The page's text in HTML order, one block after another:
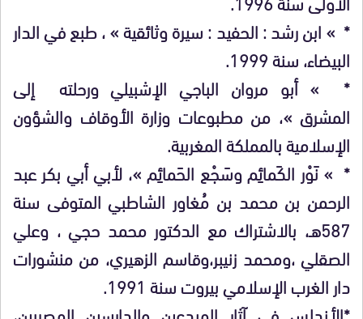
* » ابن رشد : الحفيد : سيرة وثائقية » ، طبع في الدار
البيضاء، سنة 1999.
* » أبو مروان الباجي الإشبيلي ورحلته إلى
المشرق »، من مطبوعات وزارة الأوقاف والشؤون
الإسلامية بالمملكة المغربية.
* » نَوْر الكَمائِم وسَجْع الحَمائِم »، لأبي أبي بكر عبد
الرحمن بن محمد بن مُغاور الشاطبي المتوفى سنة
587هـ، بالاشتراك مع الدكتور محمد حجي ، وعلي
الصقلي ،ومحمد زنيبر،وقاسم الزهيري، من منشورات
دار الغرب الإسلامي بيروت سنة 1991.